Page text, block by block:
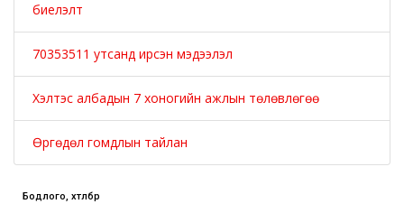
биелэлт
70353511 утсанд ирсэн мэдээлэл
Хэлтэс албадын 7 хоногийн ажлын төлөвлөгөө
Өргөдөл гомдлын тайлан
Бодлого, хөтөлбөр